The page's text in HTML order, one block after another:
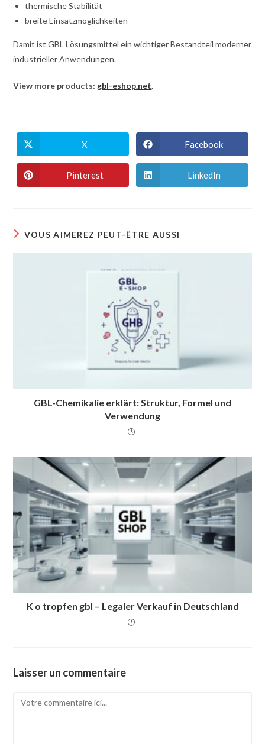
thermische Stabilität
breite Einsatzmöglichkeiten
Damit ist GBL Lösungsmittel ein wichtiger Bestandteil moderner
industrieller Anwendungen.
View more products:gbl-eshop.net.
S'ouvre
dans
une
nouvelle
fenêtre
X
S'ouvre
dans
une
nouvelle
fenêtre
Facebook
S'ouvre
dans
Pinterest
S'ouvre
dans
LinkedIn
VOUS AIMEREZ PEUT-ÊTRE AUSSI
GBL-Chemikalie erklärt: Struktur, Formel und
Verwendung
K o tropfen gbl – Legaler Verkauf in Deutschland
Laisser un commentaire
Commentaire